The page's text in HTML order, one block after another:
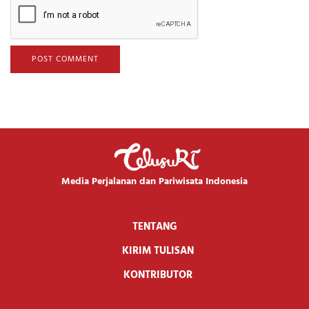
Media Perjalanan dan Pariwisata Indonesia
TENTANG
KIRIM TULISAN
KONTRIBUTOR